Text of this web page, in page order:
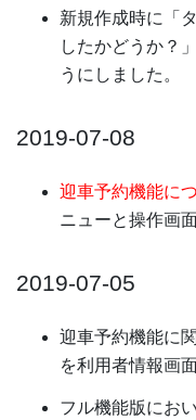
新規作成時に「
したかどうか？
うにしました。
2019-07-08
迎車予約機能に
ニューと操作画
2019-07-05
迎車予約機能に
を利用者情報画
フル機能版にお